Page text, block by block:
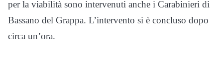
per la viabilità sono intervenuti anche i Carabinieri di
Bassano del Grappa. L’intervento si è concluso dopo
circa un’ora.